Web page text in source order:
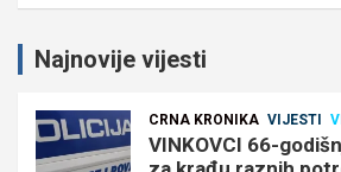
Najnovije vijesti
CRNA KRONIKA VIJESTI
VINKOVCI 66-